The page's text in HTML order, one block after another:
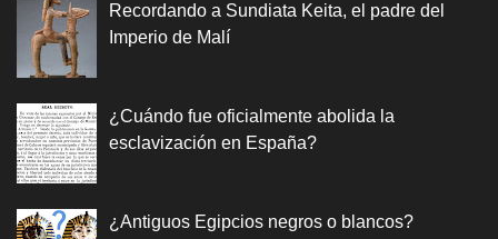
Recordando a Sundiata Keita, el padre del
Imperio de Malí
¿Cuándo fue oficialmente abolida la
esclavización en España?
¿Antiguos Egipcios negros o blancos?